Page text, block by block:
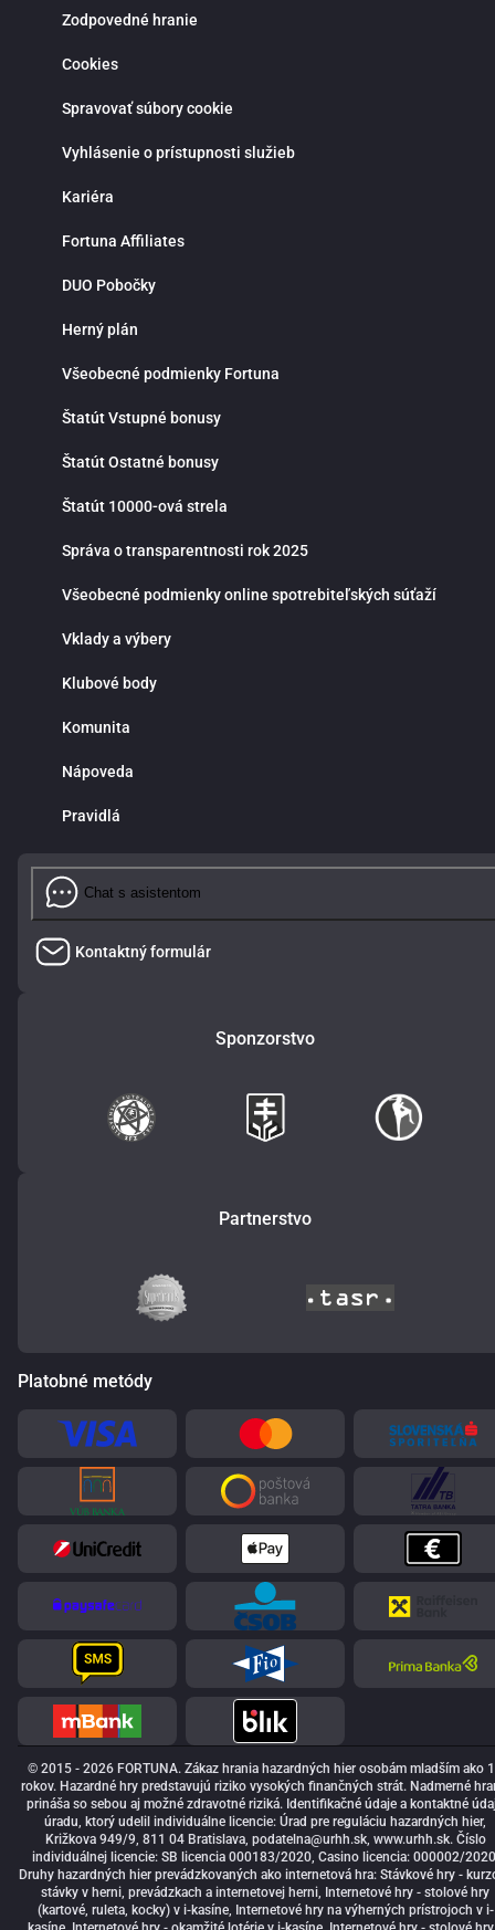
športovými udalosťami. Bonusová ponuka sa pravidelne obmieňa a prináša
viac možností, ako zvýšiť šancu na výhru. Moderná mobilná aplikácia Fortuna
Aplikácia poskytuje rýchly prístup k stávkam, live udalostiam, histórii tiketov a
najnovších akciách, bonusoch a dôležitých zápasoch. Fortuna kladie dôraz na
zodpovedné hranie a ponúka možnosť nastavenia limitov na vklady, stávky
podpora prostredníctvom live chatu, ktorá ti rada pomôže rýchlo a
bohatou ponukou športových stávok, kvalitnými kurzmi a modernými
jednom mieste.
Zodpovedné hranie
Cookies
Spravovať súbory cookie
Vyhlásenie o prístupnosti služieb
Kariéra
Fortuna Affiliates
DUO Pobočky
Herný plán
Všeobecné podmienky Fortuna
Štatút Vstupné bonusy
Štatút Ostatné bonusy
Štatút 10000-ová strela
Správa o transparentnosti rok 2025
Všeobecné podmienky online spotrebiteľských súťaží
Vklady a výbery
Klubové body
Komunita
Nápoveda
Pravidlá
Chat s asistentom
Kontaktný formulár
Sponzorstvo
Partnerstvo
Platobné metódy
© 2015 - 2026 FORTUNA. Zákaz hrania hazardných hier osobám mladším ako
rokov. Hazardné hry predstavujú riziko vysokých finančných strát. Nadmerné
prináša so sebou aj možné zdravotné riziká. Identifikačné údaje a kontaktné
úradu, ktorý udelil individuálne licencie: Úrad pre reguláciu hazardných hier,
Križkova 949/9, 811 04 Bratislava, podatelna@urhh.sk, www.urhh.sk. Číslo
individuálnej licencie: SB licencia 000183/2020, Casino licencia: 000002/
Druhy hazardných hier prevádzkovaných ako internetová hra: Stávkové hry -
stávky v herni, prevádzkach a internetovej herni, Internetové hry - stolové hry
(kartové, ruleta, kocky) v i-kasíne, Internetové hry na výherných prístrojoch v i-